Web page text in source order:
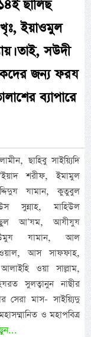
ছালিছ
ইয়াওমুল
তাই, সউদী
জন্য ফরয
ব্যাপারে
ছাহিবু সাইয়্যিদি
শরীফ, ইমামুল
যামান, কুতুবুল
সুন্নাহ, মাহিউল
আ’যম, আযীযুয
যামান, আল
আস সাফফাহ,
ওয়া সাল্লাম,
সুলত্বানুন নাছীর
সেরা মাস- সাইয়্যিদু
ও মহাপবিত্র